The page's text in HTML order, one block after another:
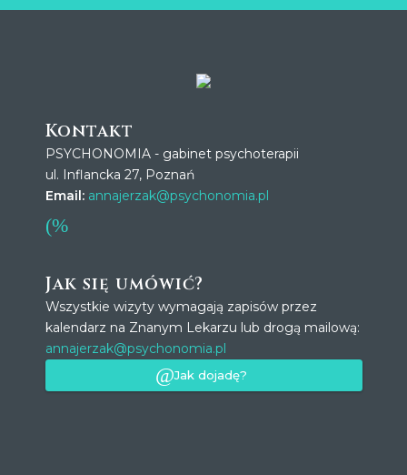
Kontakt
PSYCHONOMIA - gabinet psychoterapii
ul. Inflancka 27, Poznań
Email: annajerzak@psychonomia.pl
Jak się umówić?
Wszystkie wizyty wymagają zapisów przez
kalendarz na Znanym Lekarzu lub drogą mailową:
annajerzak@psychonomia.pl
Jak dojadę?